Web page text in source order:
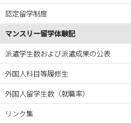
2024年05月
2024年04月
2024年03月
2024年02月
2024年01月
2023年12月
2023年11月
2023年10月
認定留学制度
マンスリー留学体験記
派遣学生数および派遣成果の公表
外国人科目等履修生
外国人留学生数（就職率）
リンク集